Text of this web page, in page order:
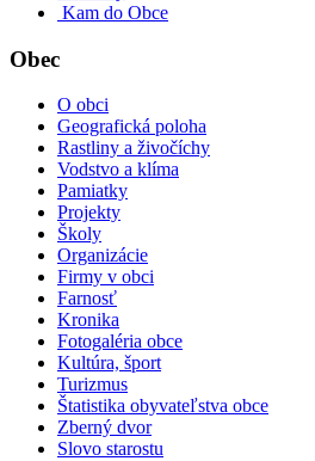
Kam do Obce
Obec
O obci
Geografická poloha
Rastliny a živočíchy
Vodstvo a klíma
Pamiatky
Projekty
Školy
Organizácie
Firmy v obci
Farnosť
Kronika
Fotogaléria obce
Kultúra, šport
Turizmus
Štatistika obyvateľstva obce
Zberný dvor
Slovo starostu